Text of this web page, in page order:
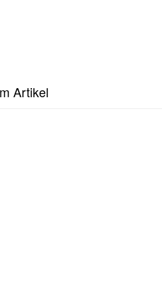
Artikel